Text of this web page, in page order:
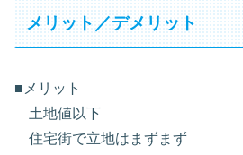
メリット／デメリット
■メリット
土地値以下
住宅街で立地はまずまず